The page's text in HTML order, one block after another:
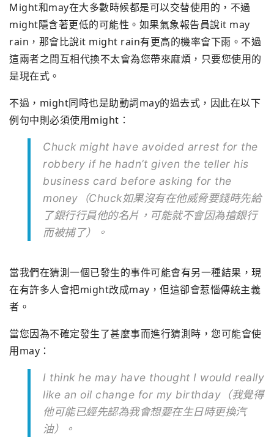
Might和may在大多數時候都是可以交替使用的， 不過
might隱含著更低的可能性。如果氣象報告員說it may
rain，那會比說it might rain有更高的機率會下雨。 不過
這兩者之間互相代換不太會為您帶來麻煩， 只要您使用的
是現在式。
不過，might同時也是助動詞may的過去式， 因此在以下
例句中則必須使用might：
Chuck might have avoided arrest for the
robbery if he hadn’t given the teller his
business card before asking for the
money（Chuck如果沒有在他威脅要錢時先給
了銀行行員他的名片， 可能就不會因為搶銀行
而被捕了）。
當我們在猜測一個已發生的事件可能會有另一種結果， 現
在有許多人會把might改成may， 但這卻會惹惱傳統主義
者。
當您因為不確定發生了甚麼事而進行猜測時，您可能會使
用may：
I think he may have thought I would really
like an oil change for my birthday（我覺得
他可能已經先認為我會想要在生日時更換汽
油）。